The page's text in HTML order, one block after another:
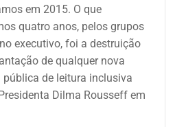
em 2015. O que
quatro anos, pelos grupos
executivo, foi a destruição
de qualquer nova
de leitura inclusiva
Dilma Rousseff em